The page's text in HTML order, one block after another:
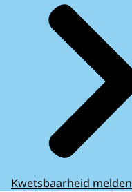
Kwetsbaarheid melden